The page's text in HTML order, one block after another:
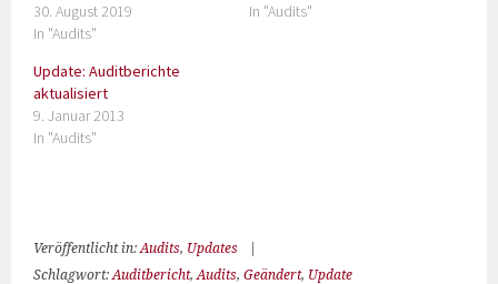
30. August 2019
In "Audits"
In "Audits"
Update: Auditberichte
aktualisiert
9. Januar 2013
In "Audits"
Veröffentlicht in:Audits, Updates
Schlagwort:Auditbericht,Audits,Geändert, Update